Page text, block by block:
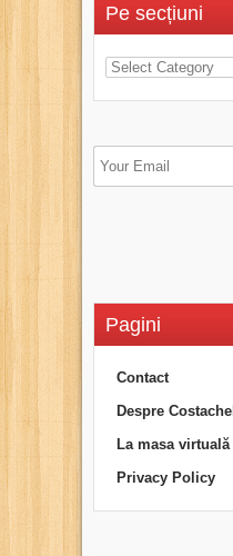
Pe secțiuni
Pagini
Contact
Despre Costachel
La masa virtuală
Privacy Policy